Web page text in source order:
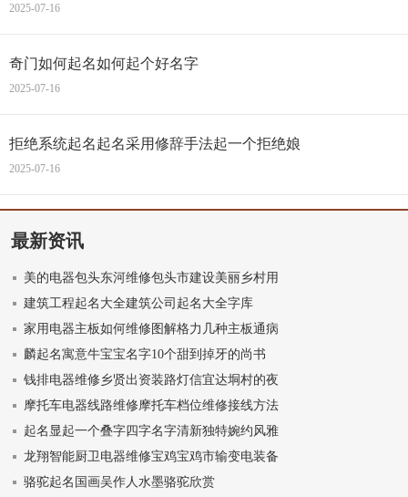
2025-07-16
奇门如何起名如何起个好名字
2025-07-16
拒绝系统起名起名采用修辞手法起一个拒绝娘
2025-07-16
最新资讯
美的电器包头东河维修包头市建设美丽乡村用
建筑工程起名大全建筑公司起名大全字库
家用电器主板如何维修图解格力几种主板通病
麟起名寓意牛宝宝名字10个甜到掉牙的尚书
钱排电器维修乡贤出资装路灯信宜达垌村的夜
摩托车电器线路维修摩托车档位维修接线方法
起名显起一个叠字四字名字清新独特婉约风雅
龙翔智能厨卫电器维修宝鸡宝鸡市输变电装备
骆驼起名国画吴作人水墨骆驼欣赏